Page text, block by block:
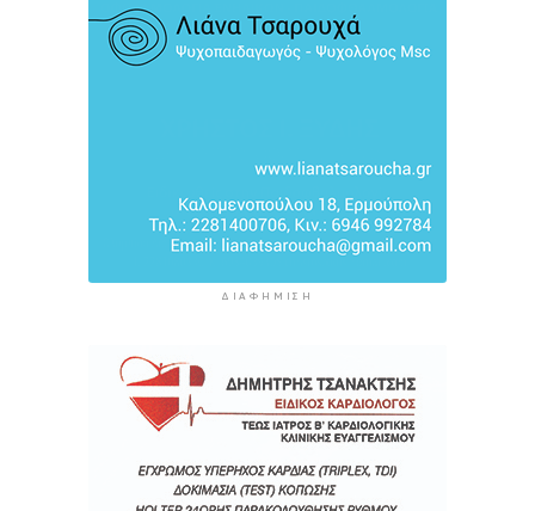
Φωταγώγηση του Δημαρχείου σήμερα 7
Αυγούστου
συνεργασία έως το 2030
6 ώρες 39 λεπτά πρίν
ΔΙΑΦΉΜΙΣΗ